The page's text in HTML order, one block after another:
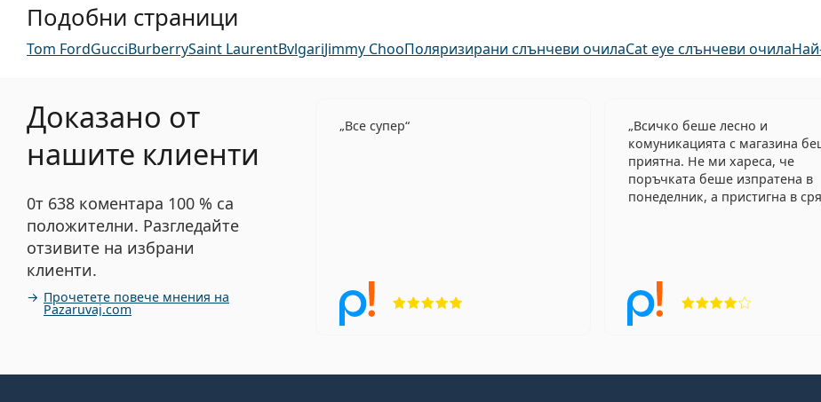
Подобни страници
Tom FordGucciBurberrySaint LaurentBvlgariJimmy ChooПоляризирани слънчеви очилаCat eye слънчеви очила
Доказано от
нашите клиенти
0т 638 коментара 100 % са
положителни. Разгледайте
отзивите на избрани
клиенти.
Прочетете повече мнения на
Pazaruvaj.com
Все супер
Всичко беше лесно и
комуникацията с магазина
приятна. Не ми хареса, че
поръчката беше изпратена в
понеделник, а пристигна в